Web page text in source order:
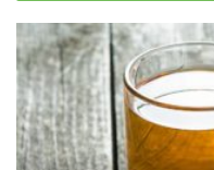
social
in: Aging &
Yu Huang,
Shi, Yu